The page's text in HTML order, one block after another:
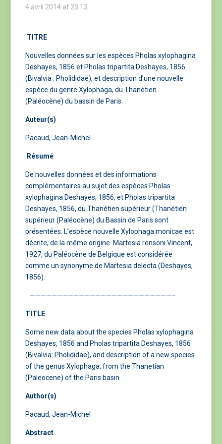
4 avril 2014 at 23:13
TITRE
Nouvelles données sur les espèces Pholas xylophagina
Deshayes, 1856 et Pholas tripartita Deshayes, 1856
(Bivalvia : Pholididae), et description d’une nouvelle
espèce du genre Xylophaga, du Thanétien
(Paléocène) du bassin de Paris.
Auteur(s)
Pacaud, Jean-Michel
Résumé
De nouvelles données et des informations
complémentaires au sujet des espèces Pholas
xylophagina Deshayes, 1856, et Pholas tripartita
Deshayes, 1856, du Thanétien supérieur (Thanétien
supérieur (Paléocène) du Bassin de Paris sont
présentées. L’espèce nouvelle Xylophaga monicae est
décrite, de la même origine. Martesia rensoni Vincent,
1927, du Paléocène de Belgique est considérée
comme un synonyme de Martesia delecta (Deshayes,
1856).
——————————————————————————–
TITLE
Some new data about the species Pholas xylophagina
Deshayes, 1856 and Pholas tripartita Deshayes, 1856
(Bivalvia: Pholididae), and description of a new species
of the genus Xylophaga, from the Thanetian
(Paleocene) of the Paris basin.
Author(s)
Pacaud, Jean-Michel
Abstract